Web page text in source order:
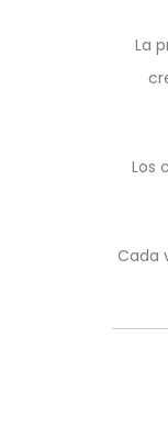
La
Los
Cada